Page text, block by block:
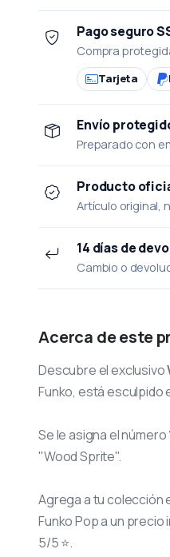
Pago seguro
Compra
Tarjeta
Envío
Preparado con
Producto
Artículo original,
14 días de
Cambio o
Acerca de este
Descubre el exclusivo
Funko, está esculpido
Se le asigna el número
"Wood Sprite".
Agrega a tu colección
Funko Pop a un
5/5 ⭐.